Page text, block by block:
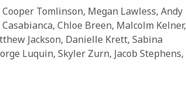
Tomlinson, Megan Lawless, Andy
Chloe Breen, Malcolm Kelner,
Jackson, Danielle Krett, Sabina
Luquin, Skyler Zurn, Jacob Stephens,